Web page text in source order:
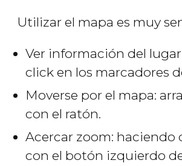
Utilizar el mapa es muy
Ver información del
click en los marcadores
Moverse por el mapa:
con el ratón.
Acercar zoom: haciendo
con el botón izquierdo